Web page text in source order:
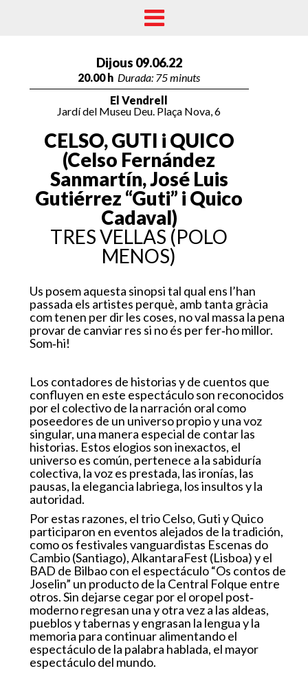
Dijous 09.06.22
20.00 h Durada: 75 minuts
El Vendrell
Jardí del Museu Deu. Plaça Nova, 6
CELSO, GUTI i QUICO
(Celso Fernández
Sanmartín, José Luis
Gutiérrez “Guti” i Quico
Cadaval)
TRES VELLAS (POLO
MENOS)
Us posem aquesta sinopsital qual ens l’han
passada els artistes perquè, ambtanta gràcia
comtenen per dir les coses, noval massa la pena
provar de canviar res si no és perfer‐ho millor.
Som‐hi!
Los contadores de historiasy de cuentos que
confuyen en este espectáculo son reconocidos
por el colectivo de la narración oral como
poseedores de un universopropioy unavoz
singular, una manera especial de contar las
historias. Estos elogios soninexactos, el
universo es común, pertenece a la sabiduría
colectiva, lavoz es prestada, lasironías, las
pausas, la elegancia labriega, losinsultos y la
autoridad.
Por estas razones, eltrio Celso, Gutiy Quico
participaron en eventos alejados de latradición,
como osfestivalesvanguardistas Escenas do
Cambio (Santiago), AlkantaraFest (Lisboa)y el
BAD de Bilbao con el espectáculo “Os contos de
Joselin” un productode la Central Folque entre
otros.Sin dejarse cegar por el oropel post‐
modernoregresan unay otravez a las aldeas,
pueblosytabernasy engrasan la lenguay la
memoria para continuar alimentando el
espectáculo de la palabra hablada, el mayor
espectáculo del mundo.